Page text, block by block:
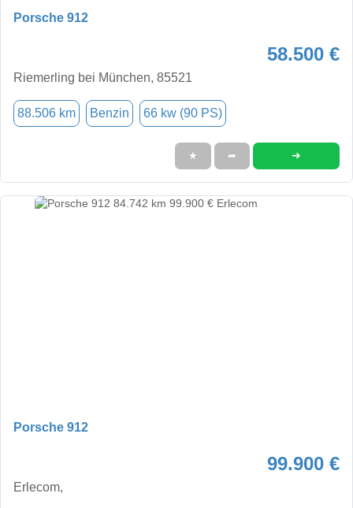
Porsche 912
58.500 €
Riemerling bei München, 85521
88.506 km Benzin 66 kw (90 PS)
★ ➦ ➜
Porsche 912
99.900 €
Erlecom,